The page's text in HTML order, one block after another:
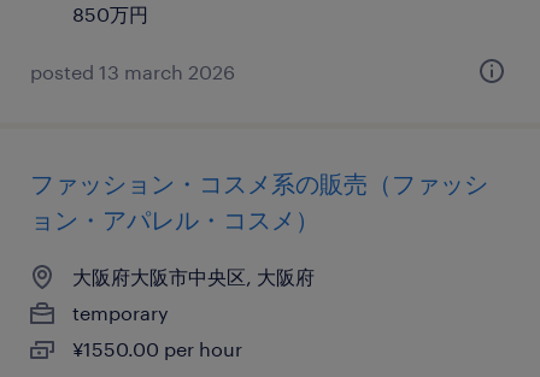
850万円
posted 13 march 2026
ファッション・コスメ系の販売（ファッシ
ョン・アパレル・コスメ）
大阪府大阪市中央区, 大阪府
temporary
¥1550.00 per hour